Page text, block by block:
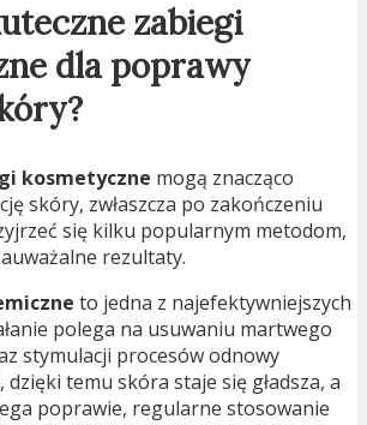
zabiegi
dla poprawy
kosmetyczne mogą znacząco
skóry, zwłaszcza po zakończeniu
się kilku popularnym metodom,
rezultaty.
to jedna z najefektywniejszych
polega na usuwaniu martwego
stymulacji procesów odnowy
temu skóra staje się gładsza, a
poprawie, regularne stosowanie